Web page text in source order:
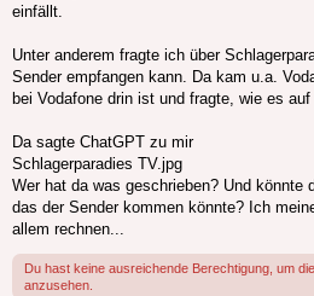
einfällt.
Unter anderem fragte ich über
Sender empfangen kann. Da kam u.a.
bei Vodafone drin ist und fragte, wie es auf
Da sagte ChatGPT zu mir
Schlagerparadies TV.jpg
Wer hat da was geschrieben? Und könnte
das der Sender kommen könnte? Ich
allem rechnen...
Du hast keine ausreichende Berechtigung, um
anzusehen.